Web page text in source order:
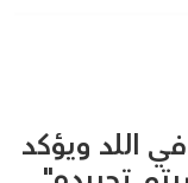
اللد ويؤكد